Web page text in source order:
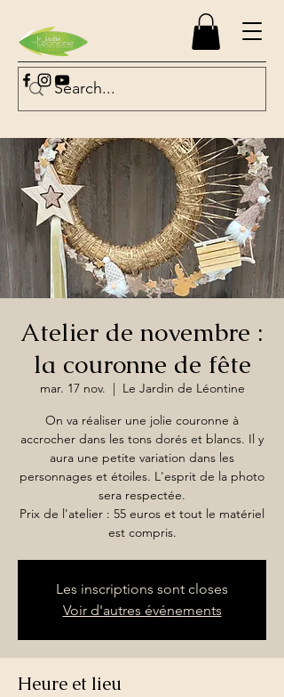
Atelier de novembre :
la couronne de fête
mar. 17 nov.
  |
Le Jardin de Léontine
On va réaliser une jolie couronne à
accrocher dans les tons dorés et blancs. Il y
aura une petite variation dans les
personnages et étoiles. L'esprit de la photo
sera respectée.
Prix de l'atelier : 55 euros et tout le matériel
est compris.
Les inscriptions sont closes
Voir d'autres événements
Heure et lieu